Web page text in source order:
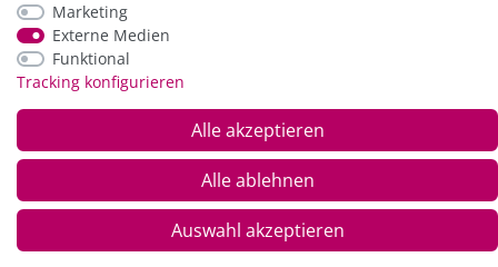
*Alle Preise inkl. der gesetzl. MwSt. zzgl.
und Versandkosten
Marketing
Externe Medien
Funktional
Tracking konfigurieren
Alle akzeptieren
Alle ablehnen
Auswahl akzeptieren
© Copyright 2026 Alle Rechte vorbehalten. |